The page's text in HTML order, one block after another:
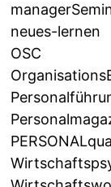
neues-lernen
OSC